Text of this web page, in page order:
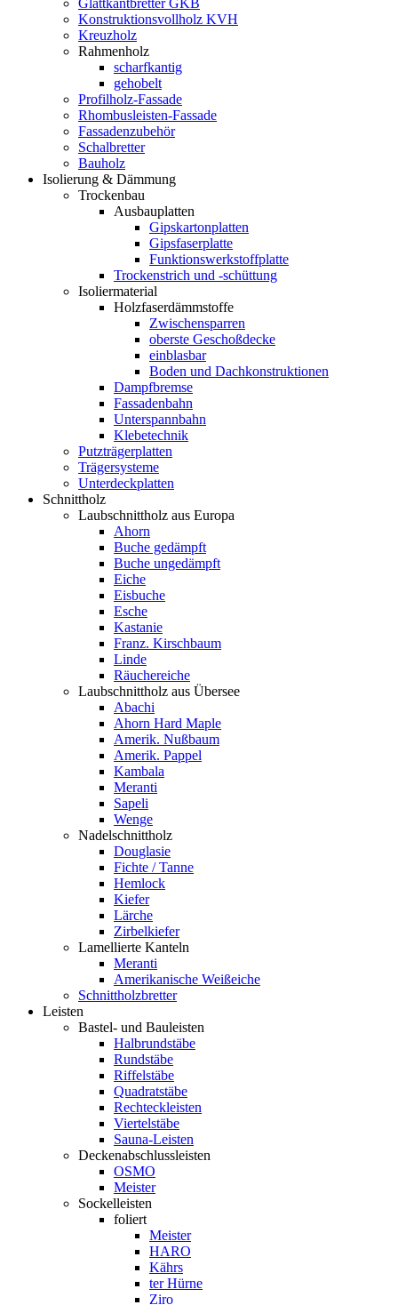
Konstruktionsvollholz KVH
Kreuzholz
Rahmenholz
scharfkantig
gehobelt
Profilholz-Fassade
Rhombusleisten-Fassade
Fassadenzubehör
Schalbretter
Bauholz
Isolierung & Dämmung
Trockenbau
Ausbauplatten
Gipskartonplatten
Gipsfaserplatte
Funktionswerkstoffplatte
Trockenstrich und -schüttung
Isoliermaterial
Holzfaserdämmstoffe
Zwischensparren
oberste Geschoßdecke
einblasbar
Boden und Dachkonstruktionen
Dampfbremse
Fassadenbahn
Unterspannbahn
Klebetechnik
Putzträgerplatten
Trägersysteme
Unterdeckplatten
Schnittholz
Laubschnittholz aus Europa
Ahorn
Buche gedämpft
Buche ungedämpft
Eiche
Eisbuche
Esche
Kastanie
Franz. Kirschbaum
Linde
Räuchereiche
Laubschnittholz aus Übersee
Abachi
Ahorn Hard Maple
Amerik. Nußbaum
Amerik. Pappel
Kambala
Meranti
Sapeli
Wenge
Nadelschnittholz
Douglasie
Fichte / Tanne
Hemlock
Kiefer
Lärche
Zirbelkiefer
Lamellierte Kanteln
Meranti
Amerikanische Weißeiche
Schnittholzbretter
Leisten
Bastel- und Bauleisten
Halbrundstäbe
Rundstäbe
Riffelstäbe
Quadratstäbe
Rechteckleisten
Viertelstäbe
Sauna-Leisten
Deckenabschlussleisten
OSMO
Meister
Sockelleisten
foliert
Meister
HARO
Kährs
ter Hürne
Ziro